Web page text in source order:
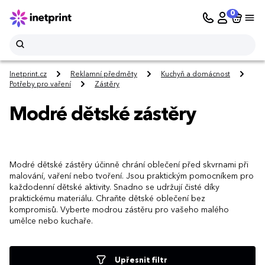
0
Inetprint.cz Reklamní předměty
Kuchyň a domácnost
Potřeby pro vaření
Zástěry
Modré dětské zástěry
Modré dětské zástěry účinně chrání oblečení před skvrnami při
malování, vaření nebo tvoření. Jsou praktickým pomocníkem pro
každodenní dětské aktivity. Snadno se udržují čisté díky
praktickému materiálu. Chraňte dětské oblečení bez
kompromisů. Vyberte modrou zástěru pro vašeho malého
umělce nebo kuchaře.
Upřesnit filtr